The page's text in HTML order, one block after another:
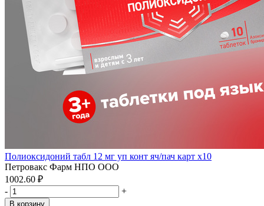
Полиоксидоний табл 12 мг уп конт яч/пач карт x10
Петровакс Фарм НПО ООО
1002.60 ₽
-
+
В корзину